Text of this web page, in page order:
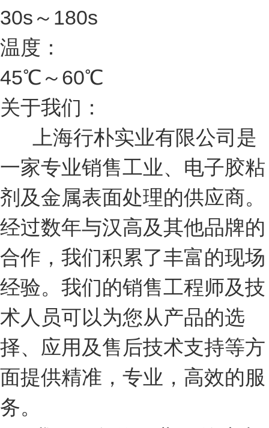
30s～180s
温度：
45℃～60℃
关于我们：
上海行朴实业有限公司是
一家专业销售工业、电子胶粘
剂及金属表面处理的供应商。
经过数年与汉高及其他品牌的
合作，我们积累了丰富的现场
经验。我们的销售工程师及技
术人员可以为您从产品的选
择、应用及售后技术支持等方
面提供精准，专业，高效的服
务。